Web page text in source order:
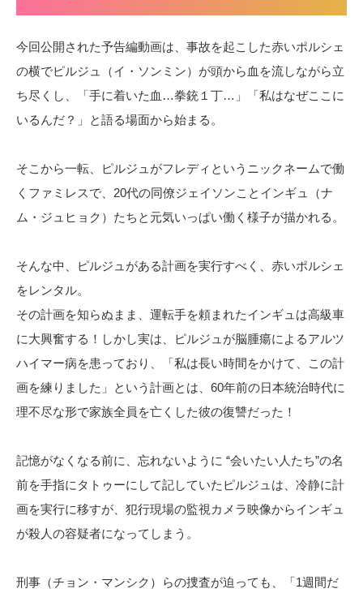
今回公開された予告編動画は、事故を起こした赤いポルシェ
の横でピルジュ（イ・ソンミン）が頭から血を流しながら立
ち尽くし、「手に着いた血…拳銃１丁…」「私はなぜここに
いるんだ？」と語る場面から始まる。
そこから一転、ピルジュがフレディというニックネームで働
くファミレスで、20代の同僚ジェイソンことインギュ（ナ
ム・ジュヒョク）たちと元気いっぱい働く様子が描かれる。
そんな中、ピルジュがある計画を実行すべく、赤いポルシェ
をレンタル。
その計画を知らぬまま、運転手を頼まれたインギュは高級車
に大興奮する！しかし実は、ピルジュが脳腫瘍によるアルツ
ハイマー病を患っており、「私は長い時間をかけて、この計
画を練りました」という計画とは、60年前の日本統治時代に
理不尽な形で家族全員を亡くした彼の復讐だった！
記憶がなくなる前に、忘れないように “会いたい人たち”の名
前を手指にタトゥーにして記していたピルジュは、冷静に計
画を実行に移すが、犯行現場の監視カメラ映像からインギュ
が殺人の容疑者になってしまう。
刑事（チョン・マンシク）らの捜査が迫っても、「1週間だ